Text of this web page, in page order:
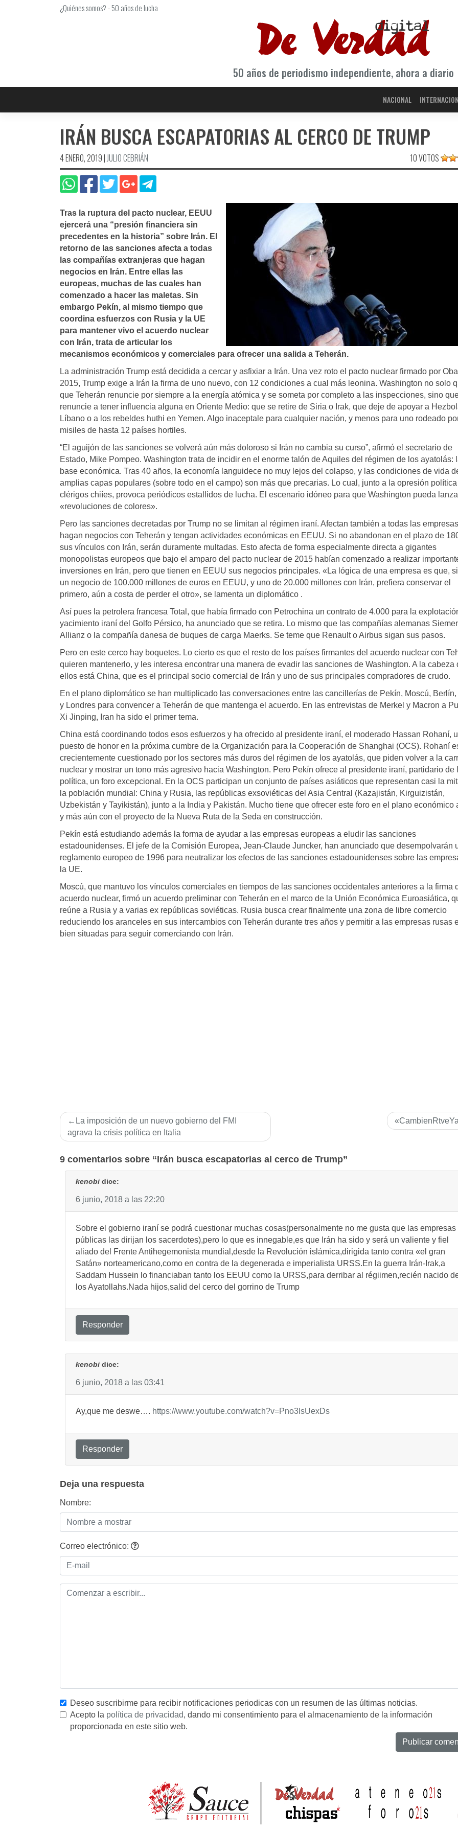
¿Quiénes somos?-50 años de lucha
50 años de periodismo independiente, ahora a diario
NACIONAL
IRÁN BUSCA ESCAPATORIAS AL CERCO DE TRUMP
4 ENERO, 2019|JULIO CEBRIÁN 10 VOTOS
Tras la ruptura del pacto nuclear, EEUU
ejercerá una “presión financiera sin
precedentes en la historia” sobre Irán. El
retorno de las sanciones afecta a todas
las compañías extranjeras que hagan
negocios en Irán. Entre ellas las
europeas, muchas de las cuales han
comenzado a hacer las maletas. Sin
embargo Pekín, al mismo tiempo que
coordina esfuerzos con Rusia y la UE
para mantener vivo el acuerdo nuclear
con Irán, trata de articular los
mecanismos económicos y comerciales para ofrecer una salida a Teherán.
La administración Trump está decidida a cercar y asfixiar a Irán. Una vez roto el pacto nuclear firmado por
2015, Trump exige a Irán la firma de uno nuevo, con 12 condiciones a cual más leonina. Washington no solo
que Teherán renuncie por siempre a la energía atómica y se someta por completo a las inspecciones, sino
renuncie a tener influencia alguna en Oriente Medio: que se retire de Siria o Irak, que deje de apoyar a
Líbano o a los rebeldes huthi en Yemen. Algo inaceptale para cualquier nación, y menos para uno rodeado
misiles de hasta 12 países hortiles.
“El aguijón de las sanciones se volverá aún más doloroso si Irán no cambia su curso”, afirmó el secretario de
Estado, Mike Pompeo. Washington trata de incidir en el enorme talón de Aquiles del régimen de los ayatolás:
base económica. Tras 40 años, la economía languidece no muy lejos del colapso, y las condiciones de vida
amplias capas populares (sobre todo en el campo) son más que precarias. Lo cual, junto a la opresión
clérigos chiíes, provoca periódicos estallidos de lucha. El escenario idóneo para que Washington pueda
«revoluciones de colores».
Pero las sanciones decretadas por Trump no se limitan al régimen iraní. Afectan también a todas las
hagan negocios con Teherán y tengan actividades económicas en EEUU. Si no abandonan en el plazo de
sus vínculos con Irán, serán duramente multadas. Esto afecta de forma especialmente directa a gigantes
monopolistas europeos que bajo el amparo del pacto nuclear de 2015 habían comenzado a realizar
inversiones en Irán, pero que tienen en EEUU sus negocios principales. «La lógica de una empresa es que,
un negocio de 100.000 millones de euros en EEUU, y uno de 20.000 millones con Irán, prefiera conservar el
primero, aún a costa de perder el otro», se lamenta un diplomático .
Así pues la petrolera francesa Total, que había firmado con Petrochina un contrato de 4.000 para la
yacimiento iraní del Golfo Pérsico, ha anunciado que se retira. Lo mismo que las compañías alemanas
Allianz o la compañía danesa de buques de carga Maerks. Se teme que Renault o Airbus sigan sus pasos.
Pero en este cerco hay boquetes. Lo cierto es que el resto de los países firmantes del acuerdo nuclear con
quieren mantenerlo, y les interesa encontrar una manera de evadir las sanciones de Washington. A la cabeza
ellos está China, que es el principal socio comercial de Irán y uno de sus principales compradores de crudo.
En el plano diplomático se han multiplicado las conversaciones entre las cancillerías de Pekín, Moscú,
y Londres para convencer a Teherán de que mantenga el acuerdo. En las entrevistas de Merkel y Macron a
Xi Jinping, Iran ha sido el primer tema.
China está coordinando todos esos esfuerzos y ha ofrecido al presidente iraní, el moderado Hassan Rohaní,
puesto de honor en la próxima cumbre de la Organización para la Cooperación de Shanghai (OCS). Rohaní
crecientemente cuestionado por los sectores más duros del régimen de los ayatolás, que piden volver a la
nuclear y mostrar un tono más agresivo hacia Washington. Pero Pekín ofrece al presidente iraní, partidario de
política, un foro excepcional. En la OCS participan un conjunto de países asiáticos que representan casi la
la población mundial: China y Rusia, las repúblicas exsoviéticas del Asia Central (Kazajistán, Kirguizistán,
Uzbekistán y Tayikistán), junto a la India y Pakistán. Mucho tiene que ofrecer este foro en el plano económico
y más aún con el proyecto de la Nueva Ruta de la Seda en construcción.
Pekín está estudiando además la forma de ayudar a las empresas europeas a eludir las sanciones
estadounidenses. El jefe de la Comisión Europea, Jean-Claude Juncker, han anunciado que desempolvarán
reglamento europeo de 1996 para neutralizar los efectos de las sanciones estadounidenses sobre las
la UE.
Moscú, que mantuvo los vínculos comerciales en tiempos de las sanciones occidentales anteriores a la firma
acuerdo nuclear, firmó un acuerdo preliminar con Teherán en el marco de la Unión Económica Euroasiática,
reúne a Rusia y a varias ex repúblicas soviéticas. Rusia busca crear finalmente una zona de libre comercio
reduciendo los aranceles en sus intercambios con Teherán durante tres años y permitir a las empresas rusas
bien situadas para seguir comerciando con Irán.
Navegación
de
La imposición de un nuevo gobierno del FMI
agrava la crisis política en Italia
9 comentarios sobre “Irán busca escapatorias al cerco de Trump”
kenobi dice:
6 junio, 2018 a las 22:20
Sobre el gobierno iraní se podrá cuestionar muchas cosas(personalmente no me gusta que las empresas
públicas las dirijan los sacerdotes),pero lo que es innegable,es que Irán ha sido y será un valiente y fiel
aliado del Frente Antihegemonista mundial,desde la Revolución islámica,dirigida tanto contra «el gran
Satán» norteamericano,como en contra de la degenerada e imperialista URSS.En la guerra Irán-Irak,a
Saddam Hussein lo financiaban tanto los EEUU como la URSS,para derribar al régiimen,recién nacido
los Ayatollahs.Nada hijos,salid del cerco del gorrino de Trump
Responder
kenobi dice:
6 junio, 2018 a las 03:41
Ay,que me deswe…. https://www.youtube.com/watch?v=Pno3lsUexDs
Responder
Deja una respuesta
Nombre:
Correo electrónico:
Deseo suscribirme para recibir notificaciones periodicas con un resumen de las últimas noticias.
Acepto la política de privacidad, dando mi consentimiento para el almacenamiento de la información
proporcionada en este sitio web.